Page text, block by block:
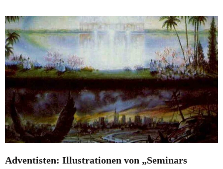
Adventisten: Illustrationen von „Seminars